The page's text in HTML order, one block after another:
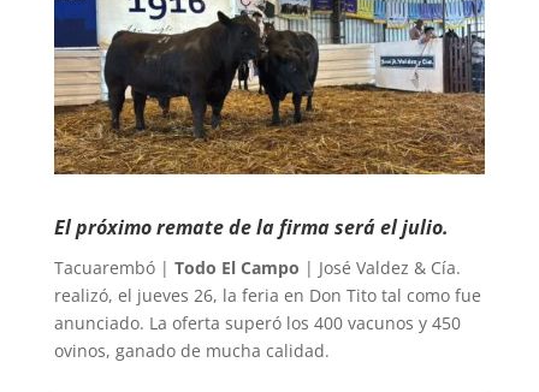
El próximo remate de la firma será el julio.
Tacuarembó | Todo El Campo | José Valdez & Cía.
realizó, el jueves 26, la feria en Don Tito tal como fue
anunciado. La oferta superó los 400 vacunos y 450
ovinos, ganado de mucha calidad.